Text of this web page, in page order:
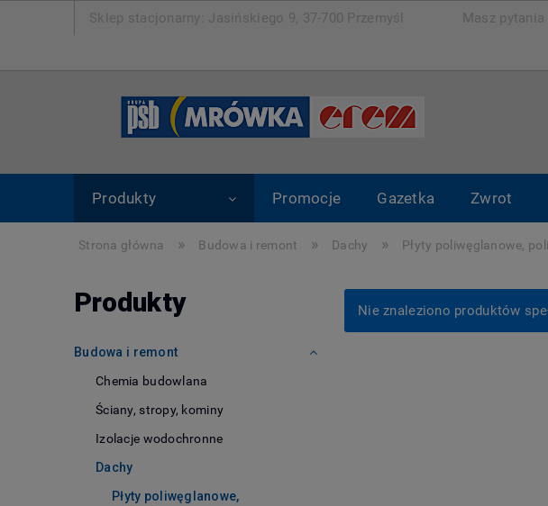
Sklep stacjonarny: Jasińskiego 9, 37-700 Przemyśl Masz pytania
Produkty Promocje Gazetka Zwrot
Strona główna » Budowa i remont » Dachy » Płyty poliwęglanowe,
Produkty
Budowa i remont
Chemia budowlana
Ściany, stropy, kominy
Izolacje wodochronne
Dachy
Płyty poliwęglanowe,
Nie znaleziono produktów